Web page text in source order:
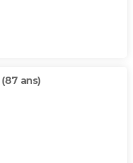
(87 ans)